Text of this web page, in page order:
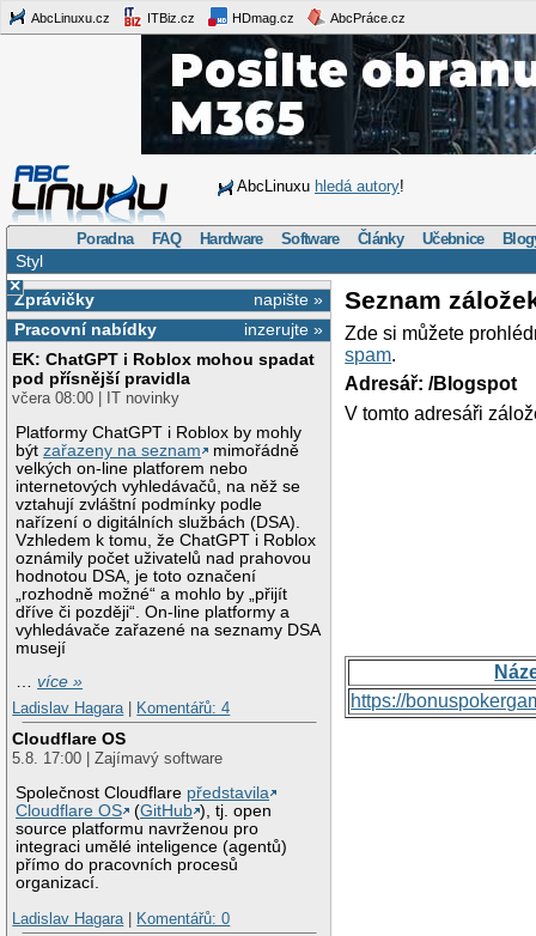
AbcLinuxu.cz ITBiz.cz HDmag.cz AbcPráce.cz
AbcLinuxu hledá autory!
Poradna FAQ Hardware Software Články Učebnice
Styl
×
napište »
Zprávičky
inzerujte »
Pracovní nabídky
EK: ChatGPT i Roblox mohou spadat
pod přísnější pravidla
včera 08:00 | IT novinky
Platformy ChatGPT i Roblox by mohly
býtzařazeny na seznam
mimořádně
velkých on-line platforem nebo
internetových vyhledávačů, na něž se
vztahují zvláštní podmínky podle
nařízení o digitálních službách (DSA).
Vzhledem k tomu, že ChatGPT i Roblox
oznámily počet uživatelů nad prahovou
hodnotou DSA, je toto označení
„rozhodně možné“ a mohlo by „přijít
dříve či později“. On-line platformy a
vyhledávače zařazené na seznamy DSA
musejí
…více »
Ladislav Hagara
Komentářů: 4
Cloudflare OS
5.8. 17:00 | Zajímavý software
Společnost Cloudflare představila
Cloudflare OS
(GitHub ), tj. open
source platformu navrženou pro
integraci umělé inteligence (agentů)
přímo do pracovních procesů
organizací.
Ladislav Hagara
Komentářů: 0
Seznam
Zde si můžete
spam.
Adresář: /Blogspot
V tomto adresáři
https://